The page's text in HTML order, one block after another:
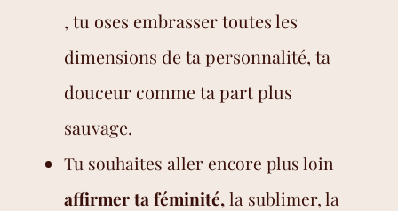
, tu oses embrasser toutes les
dimensions de ta personnalité, ta
douceur comme ta part plus
sauvage.
Tu souhaites aller encore plus loin
affirmer ta féminité,la sublimer, la